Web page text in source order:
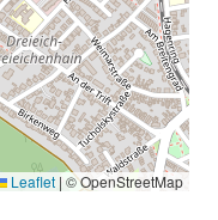
Leaflet | © OpenStreetMap